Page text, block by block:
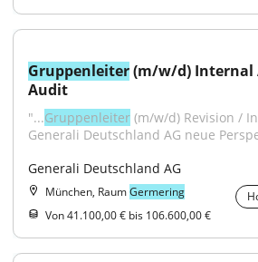
Gruppenleiter (m/w/d) Internal
Audit
"...Gruppenleiter (m/w/d) Revision /
Generali Deutschland AG neue
Generali Deutschland AG
München, RaumGermering
Von 41.100,00 € bis 106.600,00 €